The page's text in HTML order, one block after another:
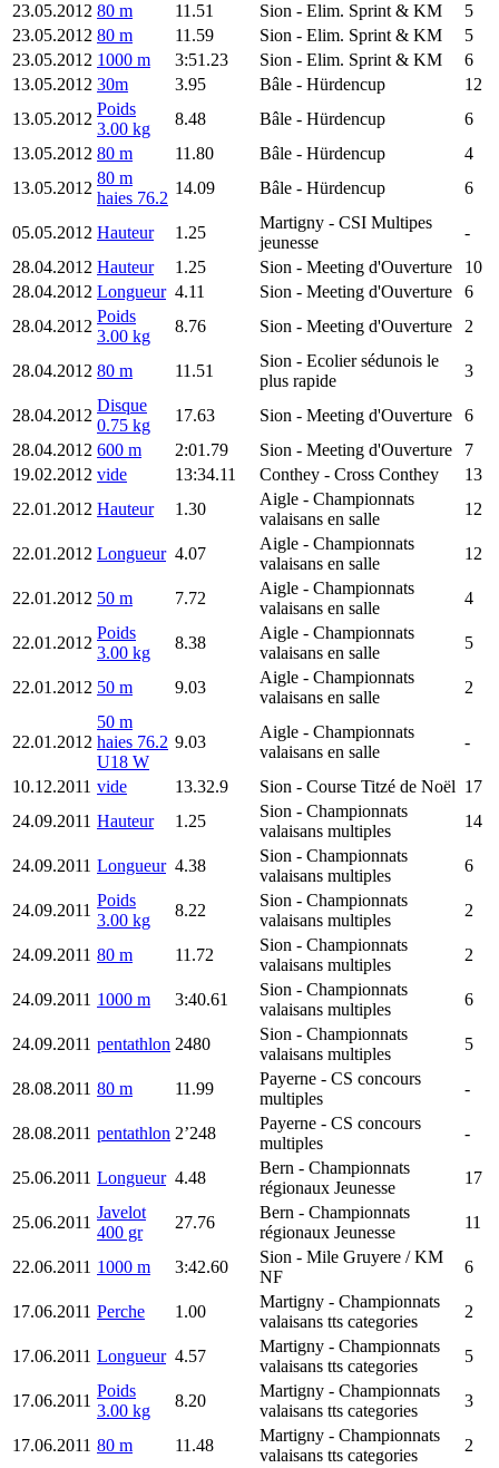
23.05.2012 80 m 11.51 Sion - Elim. Sprint & KM
5
23.05.2012 80 m 11.59 Sion - Elim. Sprint & KM
5
23.05.2012 1000 m 3:51.23 Sion - Elim. Sprint & KM
6
13.05.2012 30m 3.95 Bâle - Hürdencup
12
13.05.2012
Poids
3.00 kg
8.48 Bâle - Hürdencup
6
13.05.2012 80 m 11.80 Bâle - Hürdencup
4
13.05.2012
80 m
haies 76.2
14.09 Bâle - Hürdencup 6
05.05.2012 Hauteur 1.25
Martigny - CSI Multipes
jeunesse
-
28.04.2012 Hauteur 1.25 Sion - Meeting d'Ouverture
10
28.04.2012 Longueur 4.11 Sion - Meeting d'Ouverture
6
28.04.2012
Poids
3.00 kg
8.76 Sion - Meeting d'Ouverture 2
28.04.2012 80 m 11.51
Sion - Ecolier sédunois le
plus rapide
3
28.04.2012
Disque
0.75 kg
17.63 Sion - Meeting d'Ouverture
6
28.04.2012 600 m 2:01.79 Sion - Meeting d'Ouverture
7
19.02.2012 vide 13:34.11 Conthey - Cross Conthey
13
22.01.2012 Hauteur 1.30
Aigle - Championnats
valaisans en salle
12
22.01.2012 Longueur 4.07
Aigle - Championnats
valaisans en salle
12
22.01.2012 50 m 7.72
Aigle - Championnats
valaisans en salle
4
22.01.2012
Poids
3.00 kg
8.38
Aigle - Championnats
valaisans en salle
5
22.01.2012 50 m 9.03
Aigle - Championnats
valaisans en salle
2
22.01.2012
50 m
haies 76.2
U18 W
9.03
Aigle - Championnats
valaisans en salle
-
10.12.2011 vide 13.32.9 Sion - Course Titzé de Noël 17
24.09.2011 Hauteur 1.25
Sion - Championnats
valaisans multiples
14
24.09.2011 Longueur 4.38
Sion - Championnats
valaisans multiples
6
24.09.2011
Poids
3.00 kg
8.22
Sion - Championnats
valaisans multiples
2
24.09.2011 80 m 11.72
Sion - Championnats
valaisans multiples
2
24.09.2011 1000 m 3:40.61
Sion - Championnats
valaisans multiples
6
24.09.2011 pentathlon 2480
Sion - Championnats
valaisans multiples
5
28.08.2011 80 m 11.99
Payerne - CS concours
multiples
-
28.08.2011 pentathlon 2’248
Payerne - CS concours
multiples
-
25.06.2011 Longueur 4.48
Bern - Championnats
régionaux Jeunesse
17
25.06.2011
Javelot
400 gr
27.76
Bern - Championnats
régionaux Jeunesse
11
22.06.2011 1000 m 3:42.60
Sion - Mile Gruyere / KM
NF
6
17.06.2011 Perche 1.00
Martigny - Championnats
valaisans tts categories
2
17.06.2011 Longueur 4.57
Martigny - Championnats
valaisans tts categories
5
17.06.2011
Poids
3.00 kg
8.20
Martigny - Championnats
valaisans tts categories
3
17.06.2011 80 m 11.48
Martigny - Championnats
valaisans tts categories
2